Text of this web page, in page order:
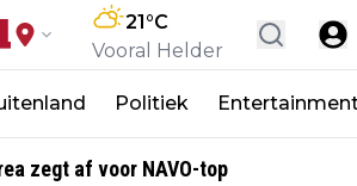
21°C
Vooral Helder
Politiek
zegt af voor NAVO-top